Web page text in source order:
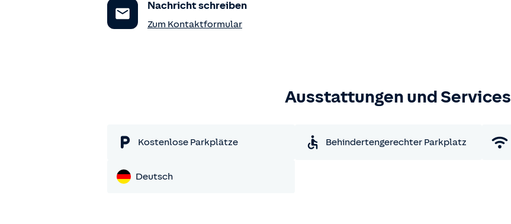
Nachricht schreiben
Zum Kontaktformular
Ausstattungen und Services
Kostenlose Parkplätze Behindertengerechter Parkplatz
Deutsch